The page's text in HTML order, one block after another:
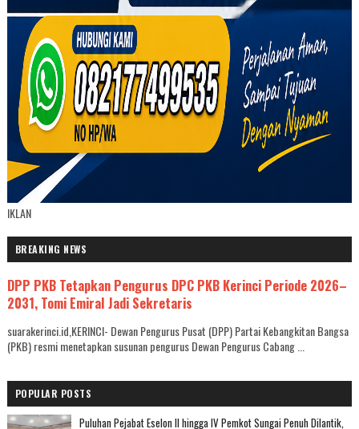
IKLAN
BREAKING NEWS
DPP PKB Tetapkan Pengurus DPC PKB Kerinci Periode 2026–
2031, Tomi Emiral Jadi Sekretaris
suarakerinci.id,KERINCI- Dewan Pengurus Pusat (DPP) Partai Kebangkitan Bangsa
(PKB) resmi menetapkan susunan pengurus Dewan Pengurus Cabang ...
POPULAR POSTS
Puluhan Pejabat Eselon II hingga IV Pemkot Sungai Penuh Dilantik,